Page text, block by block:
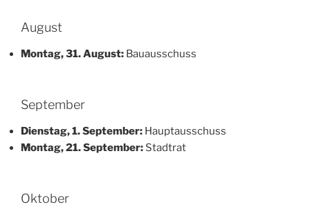
August
Montag, 31. August: Bauausschuss
September
Dienstag, 1. September: Hauptausschuss
Montag, 21. September: Stadtrat
Oktober